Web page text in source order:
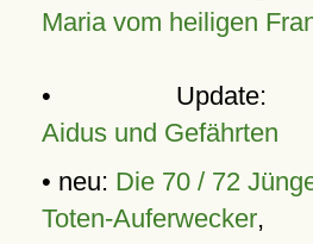
Maria vom heiligen
•
Aidus und Gefährten
• neu: Die 70 / 72
Toten-Auferwecker,